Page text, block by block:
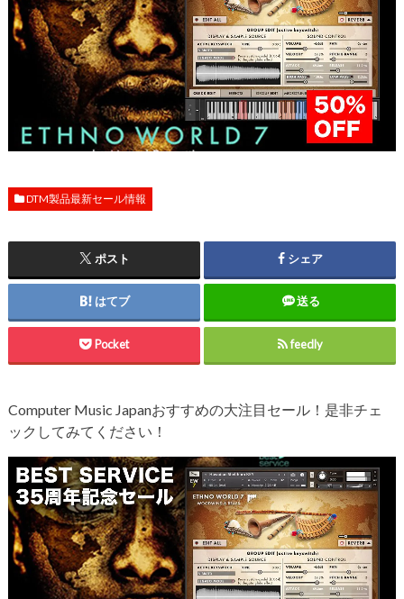
DTM製品最新セール情報
ポスト シェア
はてブ 送る
Pocket feedly
Computer Music Japanおすすめの大注目セール！是非チェ
ックしてみてください！